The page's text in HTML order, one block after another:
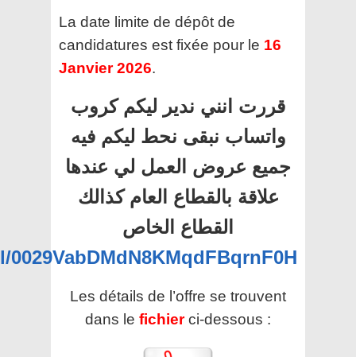
La date limite de dépôt de
candidatures est fixée pour le 16
Janvier 2026.
قررت انني ندير ليكم كروب
واتساب نبقى نحط ليكم فيه
جميع عروض العمل لي عندها
علاقة بالقطاع العام كذالك
القطاع الخاص
Les détails de l’offre se trouvent
dans le fichier ci-dessous :